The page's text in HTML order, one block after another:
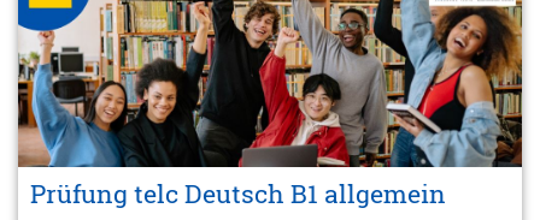
Prüfung telc Deutsch B1 allgemein